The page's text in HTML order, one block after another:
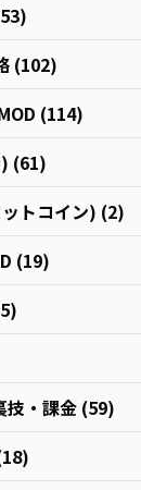
(102)
(114)
(61)
トコイン) (2)
(19)
技・課金 (59)